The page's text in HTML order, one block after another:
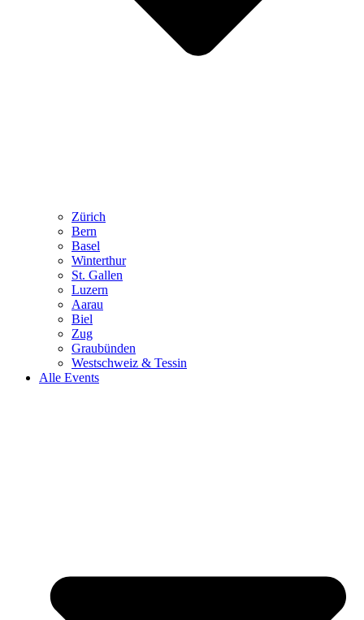
Zürich
Bern
Basel
Winterthur
St. Gallen
Luzern
Aarau
Biel
Zug
Graubünden
Westschweiz & Tessin
Alle Events